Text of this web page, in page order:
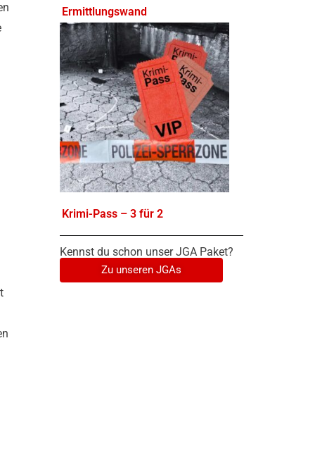
Ermittlungswand
Krimi-Pass – 3 für 2
Kennst du schon unser JGA Paket?
Zu unseren JGAs